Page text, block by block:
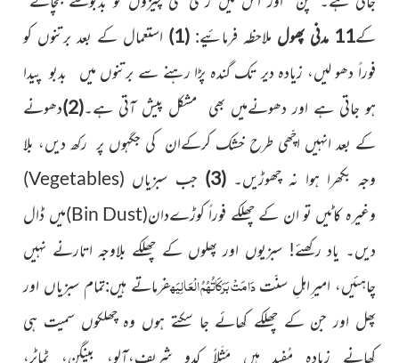
کے11 مدنی پھول ملاحظہ فرمائیے: (1)
استعمال کے بعد برتنوں کو
فوراً دھو لیں، زیادہ دیر تک گندہ پڑا رہنے سے برتنوں میں بدبو پیدا
ہو جاتی ہے اور دھونےمیں بھی مشکل پیش آتی ہے۔(2)
دھونے
کے بعد انہیں اچّھی طرح خشک کرکےان کی جگہوں پر رکھ دیں، بلا
وجہ بکھرا ہوا نہ چھوڑیں۔ (3) جب سبزیاں (
Vegetables
)
وغیرہ کاٹیں تو ان کے چھلکے فوراً کوڑےدان(
Bin Dust
)میں ڈال
دیں۔ یاد رکھئے! سبزیوں اور پھلوں کے چھلکے بلاوجہ اتارنے نہیں
چاہئیں، امیر ِاہلِ سنّتدَامَتْ بَرَکَاتُہُمُ الْعَالِیَہفرماتے ہیں:تمام سبزیاں اور
پھل اور جن کے چھلکے کھائے جا سکتے ہوں وہ چھلکوں سمیت ہی
کھانے زیادہ مُفید ہیں مَثَلاً کدو شریف،آلو، بینگن، ٹماٹر،